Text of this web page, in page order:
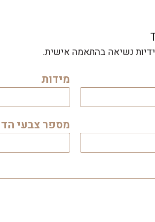
נשיאה בהתאמה אישית.
מידות
מספר צבעי